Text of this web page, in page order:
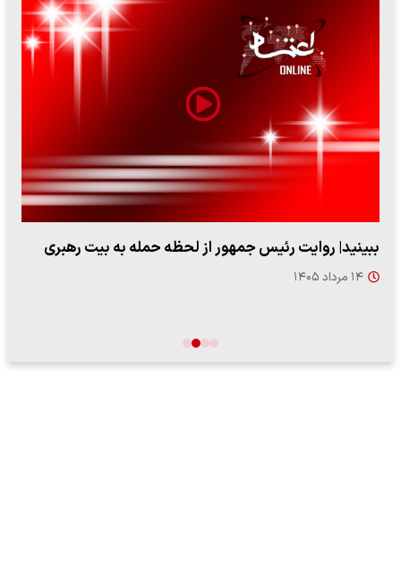
ببینید| روایت رئیس جمهور از لحظه حمله به بیت رهبری
۱۴ مرداد ۱۴۰۵